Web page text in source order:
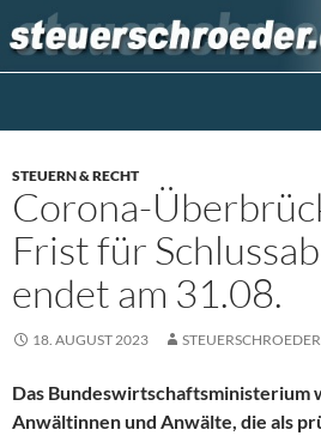
Inhalt
springen
STEUERN & RECHT
Corona-
Frist für
endet am 31.08.
18. AUGUST 2023
Das Bundeswirtschaftsministerium
Anwältinnen und Anwälte, die als